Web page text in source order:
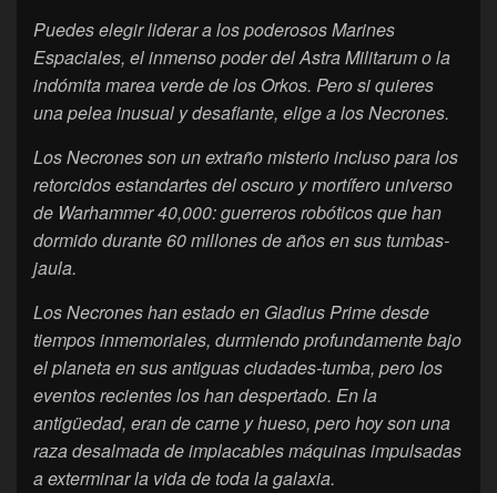
Puedes elegir liderar a los poderosos Marines
Espaciales, el inmenso poder del Astra Militarum o la
indómita marea verde de los Orkos. Pero si quieres
una pelea inusual y desafiante, elige a los Necrones.
Los Necrones son un extraño misterio incluso para los
retorcidos estandartes del oscuro y mortífero universo
de Warhammer 40,000: guerreros robóticos que han
dormido durante 60 millones de años en sus tumbas-
jaula.
Los Necrones han estado en Gladius Prime desde
tiempos inmemoriales, durmiendo profundamente bajo
el planeta en sus antiguas ciudades-tumba, pero los
eventos recientes los han despertado. En la
antigüedad, eran de carne y hueso, pero hoy son una
raza desalmada de implacables máquinas impulsadas
a exterminar la vida de toda la galaxia.